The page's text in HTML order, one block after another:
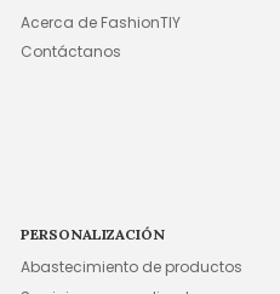
Acerca de FashionTIY
Contáctanos
PERSONALIZACIÓN
Abastecimiento de productos